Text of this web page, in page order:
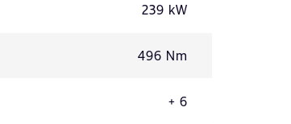
239 kW
496 Nm
+ 6